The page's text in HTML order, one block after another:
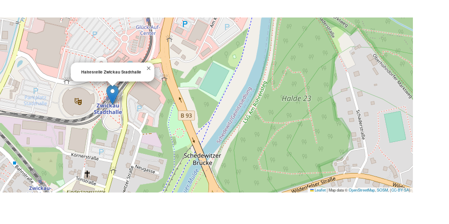
Haltestelle Zwickau Stadthalle ×
Leaflet|Map data ©OpenStreetMap SOSM , (CC-BY-SA)